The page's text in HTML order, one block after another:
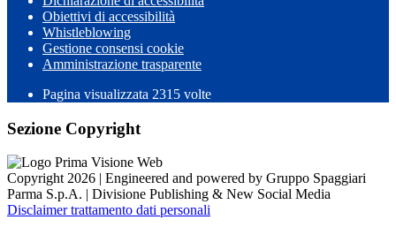
Obiettivi di accessibilità
Whistleblowing
Gestione consensi cookie
Amministrazione trasparente
Pagina visualizzata 2315 volte
Sezione Copyright
Copyright 2026 | Engineered and powered by Gruppo Spaggiari
Parma S.p.A. | Divisione Publishing & New Social Media
Disclaimer trattamento dati personali